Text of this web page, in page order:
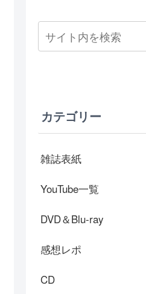
カテゴリー
雑誌表紙
YouTube一覧
DVD＆Blu-ray
感想レポ
CD